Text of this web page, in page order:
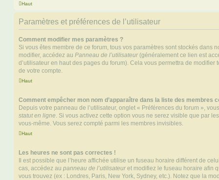
Haut
Paramètres et préférences de l’utilisateur
Comment modifier mes paramètres ?
Si vous êtes membre de ce forum, tous vos paramètres sont stockés dans
modifier, accédez au Panneau de l’utilisateur(généralement ce lien est
d’utilisateur en haut des pages du forum). Cela vous permettra de modifier
de votre compte.
Haut
Comment empêcher mon nom d’apparaître dans la liste des membres
Depuis votre panneau de l’utilisateur, onglet « Préférences du forum »,
statut en ligne. Si vous activez cette option vous ne serez visible que par
vous-même. Vous serez compté parmi les membres invisibles.
Haut
Les heures ne sont pas correctes !
Il est possible que l’heure affichée utilise un fuseau horaire différent de
cas, accédez au panneau de l’utilisateuret modifiez le fuseau horaire afin
vous trouvez (ex : Londres, Paris, New York, Sydney, etc.). Notez que la